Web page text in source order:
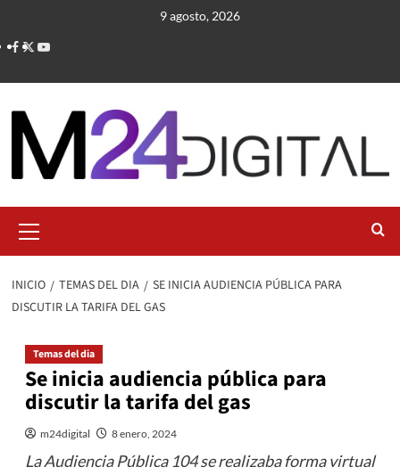
contenido
9 agosto, 2026
primario
INICIO TEMAS DEL DIA
SE INICIA AUDIENCIA PÚBLICA PARA
DISCUTIR LA TARIFA DEL GAS
Temas del dia
Se inicia audiencia pública para
discutir la tarifa del gas
m24digital 8 enero, 2024
La Audiencia Pública 104 se realizaba forma virtual